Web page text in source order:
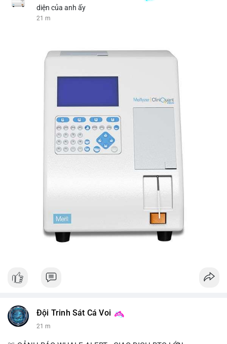
diện của anh ấy
21 m
Đội Trinh Sát Cá Voi
21 m